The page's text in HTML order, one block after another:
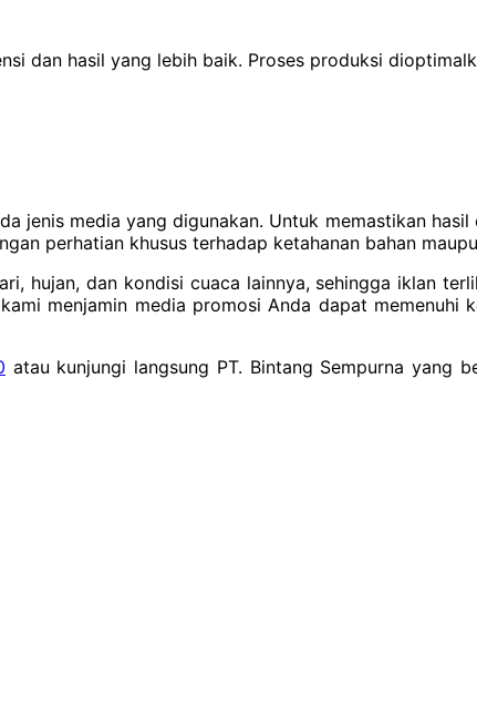
dan hasil yang lebih baik. Proses produksi
jenis media yang digunakan. Untuk memastikan
perhatian khusus terhadap ketahanan bahan
hujan, dan kondisi cuaca lainnya, sehingga iklan
menjamin media promosi Anda dapat memenuhi
atau kunjungi langsung PT. Bintang Sempurna yang